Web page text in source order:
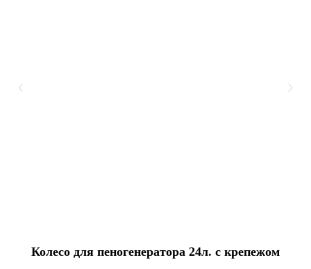
Колесо для пеногенератора 24л. с крепежом